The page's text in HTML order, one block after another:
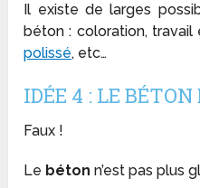
Il existe de larges
béton : coloration,
polissé, etc…
IDÉE 4 : LE
Faux !
Le béton n’est pas plus